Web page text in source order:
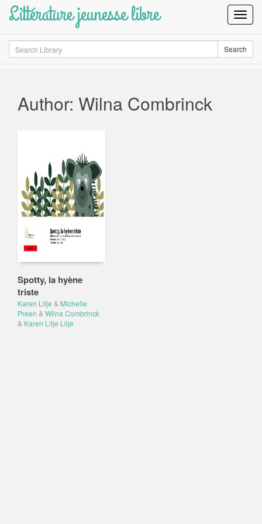
Littérature jeunesse libre
Search Search
Author: Wilna Combrinck
Spotty, la hyène
triste
Karen Lilje & Michelle
Preen & Wilna Combrinck
& Karen Lilje Lilje